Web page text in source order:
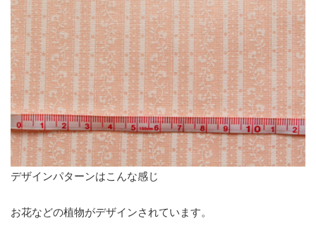
デザインパターンはこんな感じ
お花などの植物がデザインされています。